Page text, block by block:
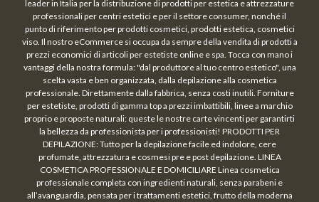
leader in Italia per la distribuzione di prodotti per estetica e attrezzature
professionali per centri estetici e per il settore consumer, nonché il
punto di riferimento per prodotti cosmetici, prodotti estetica, cosmetici
viso. Il nostro eCommerce si occupa da sempre della vendita di prodotti a
prezzi economici di articoli per estetiste online e spa. Tocca con mano i
vantaggi della nostra formula: "dal produttore al tuo centro estetico", una
scelta vasta e ben organizzata, dalla depilazione alla cosmetica
professionale. Direttamente dalla fabbrica, senza costi inutili. Forniture
per estetiste, prodotti di gamma top a prezzi imbattibili, linee a marchio
proprio e proposte naturali: queste le nostre carte vincenti per garantirti
la bellezza da professionista per i professionisti! PRODOTTI PER
DEPILAZIONE: Tutto per la depilazione facile ed indolore, cere
profumate, attrezzatura e cosmesi pre e post depilazione. LINEA
COSMETICA PROFESSIONALE E DOMICILIARE Linea cosmetica
professionale completa con ingredienti naturali, senza parabeni e
all’avanguardia, pensata per i trattamenti estetici, frutto della moderna